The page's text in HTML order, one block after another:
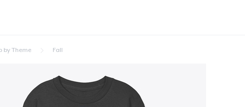
by Theme Fall